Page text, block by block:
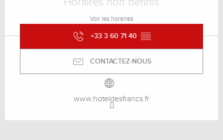
Voir les horaires
+33 3 60 71 40 ▒▒
CONTACTEZ-NOUS
www.hoteldesfrancs.fr